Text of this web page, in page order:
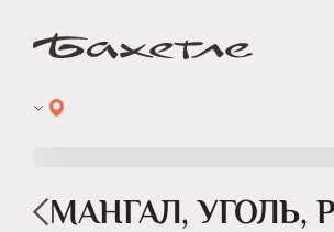
МАНГАЛ, УГОЛЬ,